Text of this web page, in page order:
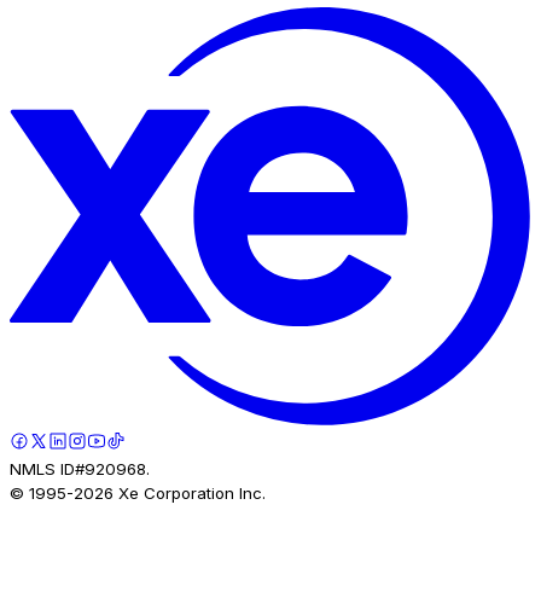
NMLS ID#920968.
© 1995-2026 Xe Corporation Inc.